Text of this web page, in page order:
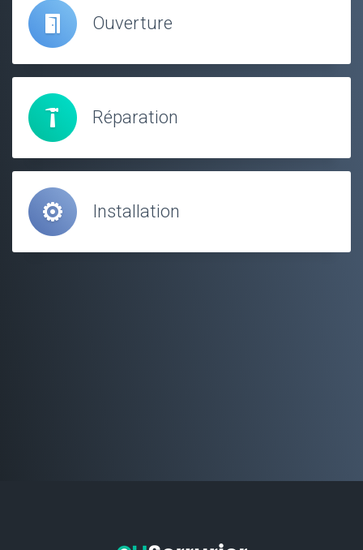
Ouverture
Réparation
Installation